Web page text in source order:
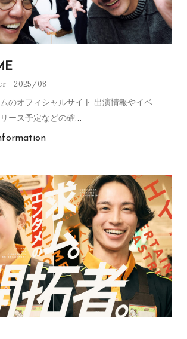
2025/08
のオフィシャルサイト 出演情報やイベ
ース予定などの確…